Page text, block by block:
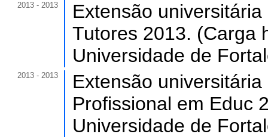
2013 - 2013
Extensão
Tutores 2013. (Carga
Universidade de
2013 - 2013
Extensão
Profissional em Educ
Universidade de